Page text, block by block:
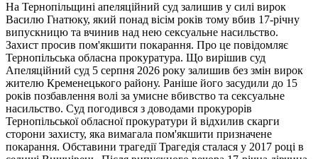
На Тернопільщині апеляційний суд залишив у силі вирок
Василю Гнатюку, який понад вісім років тому вбив 17-річну
випускницю та вчинив над нею сексуальне насильство.
Захист просив пом'якшити покарання. Про це повідомляє
Тернопільська обласна прокуратура. Що вирішив суд
Апеляційний суд 5 серпня 2026 року залишив без змін вирок
жителю Кременецького району. Раніше його засудили до 15
років позбавлення волі за умисне вбивство та сексуальне
насильство. Суд погодився з доводами прокурорів
Тернопільської обласної прокуратури й відхилив скарги
сторони захисту, яка вимагала пом'якшити призначене
покарання. Обставини трагедії Трагедія сталася у 2017 році в